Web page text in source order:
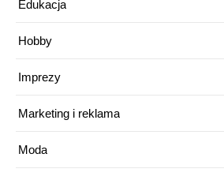
Edukacja
Hobby
Imprezy
Marketing i reklama
Moda